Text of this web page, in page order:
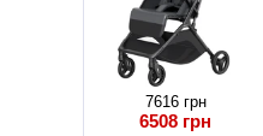
7616 грн
6508 грн